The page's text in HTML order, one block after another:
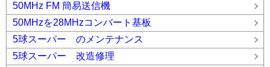
50MHz FM 簡易送信機
50MHzを28MHzコンバート基板
5球スーパー のメンテナンス
5球スーパー 改造修理